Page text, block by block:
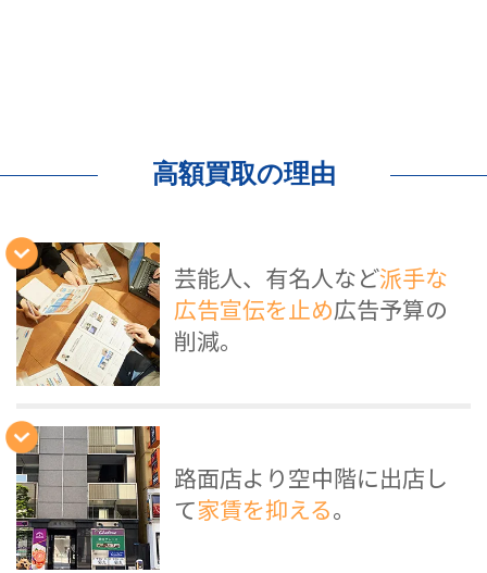
高額買取の理由
芸能人、有名人など派手な
広告宣伝を止め広告予算の
削減。
路面店より空中階に出店し
て家賃を抑える。